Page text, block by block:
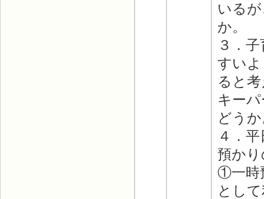
いる
か。
３．
すい
ると
キー
どう
４．
預か
①一時
とし